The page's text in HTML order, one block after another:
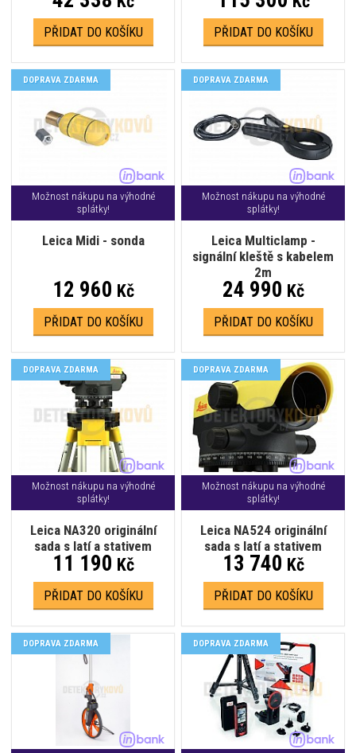
PŘIDAT DO KOŠÍKU PŘIDAT DO KOŠÍKU
Možnost nákupu na výhodné
splátky!
Leica Midi - sonda
DOPRAVA ZDARMA
12 960 Kč
PŘIDAT DO KOŠÍKU
Možnost nákupu na výhodné
splátky!
Leica Multiclamp -
signální kleště s kabelem
2m
DOPRAVA ZDARMA
24 990 Kč
PŘIDAT DO KOŠÍKU
Možnost nákupu na výhodné
splátky!
Leica NA320 originální
sada s latí a stativem
DOPRAVA ZDARMA
11 190 Kč
PŘIDAT DO KOŠÍKU
Možnost nákupu na výhodné
splátky!
Leica NA524 originální
sada s latí a stativem
DOPRAVA ZDARMA
13 740 Kč
PŘIDAT DO KOŠÍKU
DOPRAVA ZDARMA DOPRAVA ZDARMA